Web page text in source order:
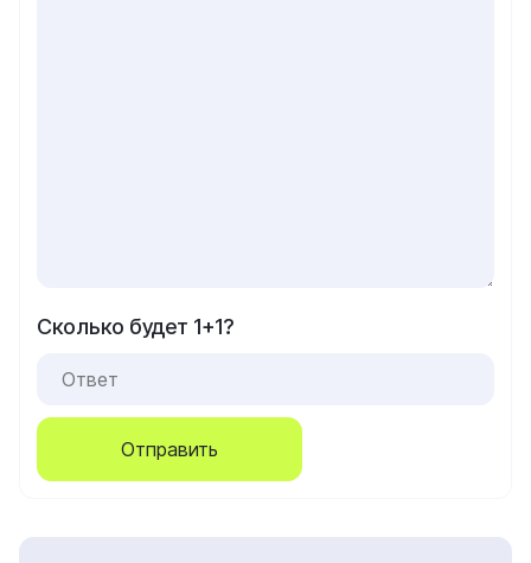
Сколько будет 1+1?
Отправить